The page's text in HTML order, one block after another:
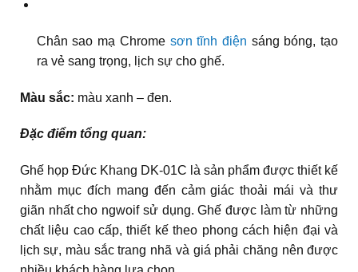
Chân sao mạ Chrome sơn tĩnh điện sáng bóng, tạo
ra vẻ sang trọng, lịch sự cho ghế.
Màu sắc: màu xanh – đen.
Đặc điểm tổng quan:
Ghế họp Đức Khang DK-01C là sản phẩm được thiết kế
nhằm mục đích mang đến cảm giác thoải mái và thư
giãn nhất cho ngwoif sử dụng. Ghế được làm từ những
chất liệu cao cấp, thiết kế theo phong cách hiện đại và
lịch sự, màu sắc trang nhã và giá phải chăng nên được